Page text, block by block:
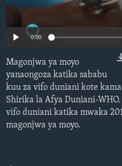
Auto
0:00
Magonjwa ya moyo
yanaongoza katika sababu
kuu za vifo duniani kote
Shirika la Afya Duniani-
vifo duniani katika mwaka
magonjwa ya moyo.